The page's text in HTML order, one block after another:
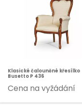
Klasické čalouněné křesílko
Busetto P 436
Cena na vyžádání